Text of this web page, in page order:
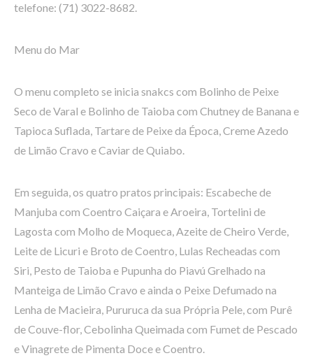
telefone: (71) 3022-8682.
Menu do Mar
O menu completo se inicia snakcs com Bolinho de Peixe
Seco de Varal e Bolinho de Taioba com Chutney de Banana e
Tapioca Suflada, Tartare de Peixe da Época, Creme Azedo
de Limão Cravo e Caviar de Quiabo.
Em seguida, os quatro pratos principais: Escabeche de
Manjuba com Coentro Caiçara e Aroeira, Tortelini de
Lagosta com Molho de Moqueca, Azeite de Cheiro Verde,
Leite de Licuri e Broto de Coentro, Lulas Recheadas com
Siri, Pesto de Taioba e Pupunha do Piavú Grelhado na
Manteiga de Limão Cravo e ainda o Peixe Defumado na
Lenha de Macieira, Pururuca da sua Própria Pele, com Purê
de Couve-flor, Cebolinha Queimada com Fumet de Pescado
e Vinagrete de Pimenta Doce e Coentro.